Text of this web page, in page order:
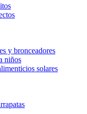
y bronceadores
niños
solares